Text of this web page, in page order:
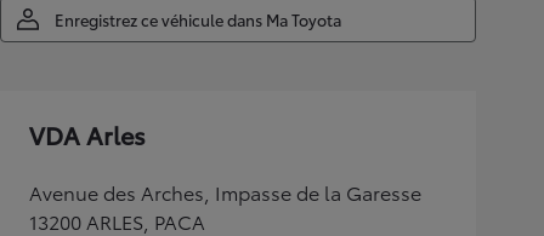
Enregistrez ce véhicule dans Ma Toyota
VDA Arles
Avenue des Arches, Impasse de la Garesse
13200 ARLES, PACA